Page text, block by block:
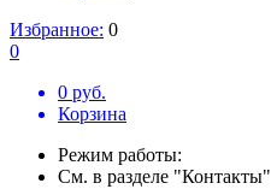
Избранное: 0
0
0 руб.
Корзина
Режим работы:
См. в разделе "Контакты"